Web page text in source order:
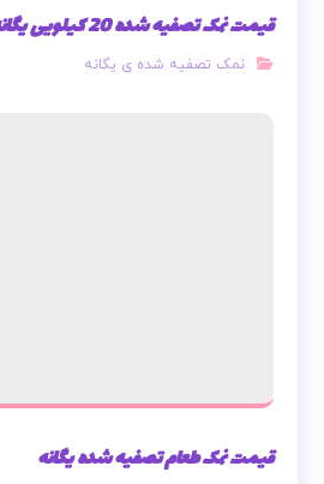
قیمت نمک تصفیه شده 20 کیلویی یگانه
نمک تصفیه شده ی یگانه
قیمت نمک طعام تصفیه شده یگانه